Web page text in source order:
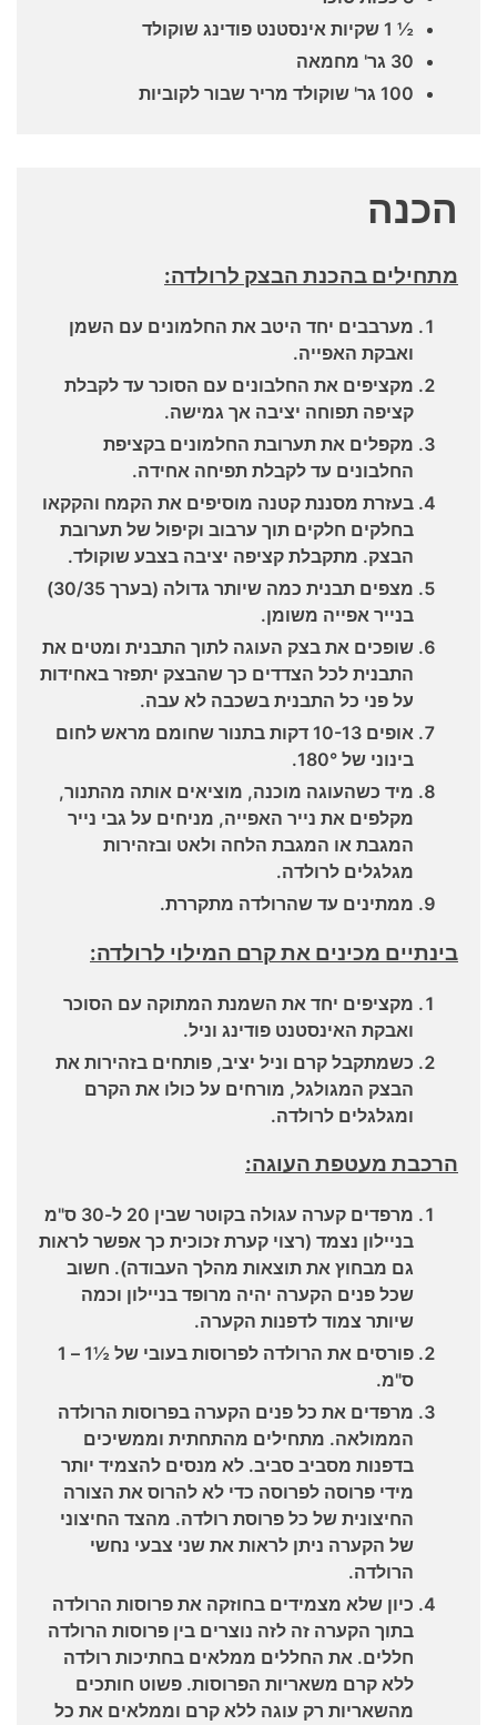
½ 1 שקיות אינסטנט פודינג שוקולד
30 גר' מחמאה
100 גר' שוקולד מריר שבור לקוביות
הכנה
מתחילים בהכנת הבצק לרולדה:
מערבבים יחד היטב את החלמונים עם השמן
ואבקת האפייה.
מקציפים את החלבונים עם הסוכר עד לקבלת
קציפה תפוחה יציבה אך גמישה.
מקפלים את תערובת החלמונים בקציפת
החלבונים עד לקבלת תפיחה אחידה.
בעזרת מסננת קטנה מוסיפים את הקמח והקקאו
בחלקים חלקים תוך ערבוב וקיפול של תערובת
הבצק. מתקבלת קציפה יציבה בצבע שוקולד.
מצפים תבנית כמה שיותר גדולה (בערך 30/35)
בנייר אפייה משומן.
שופכים את בצק העוגה לתוך התבנית ומטים את
התבנית לכל הצדדים כך שהבצק יתפזר באחידות
על פני כל התבנית בשכבה לא עבה.
אופים 10-13 דקות בתנור שחומם מראש לחום
בינוני של 180°.
מיד כשהעוגה מוכנה, מוציאים אותה מהתנור,
מקלפים את נייר האפייה, מניחים על גבי נייר
המגבת או המגבת הלחה ולאט ובזהירות
מגלגלים לרולדה.
ממתינים עד שהרולדה מתקררת.
בינתיים מכינים את קרם המילוי לרולדה:
מקציפים יחד את השמנת המתוקה עם הסוכר
ואבקת האינסטנט פודינג וניל.
כשמתקבל קרם וניל יציב, פותחים בזהירות את
הבצק המגולגל, מורחים על כולו את הקרם
ומגלגלים לרולדה.
הרכבת מעטפת העוגה:
מרפדים קערה עגולה בקוטר שבין 20 ל-30 ס"מ
בניילון נצמד (רצוי קערת זכוכית כך אפשר לראות
גם מבחוץ את תוצאות מהלך העבודה). חשוב
שכל פנים הקערה יהיה מרופד בניילון וכמה
שיותר צמוד לדפנות הקערה.
פורסים את הרולדה לפרוסות בעובי של ½1 – 1
ס"מ.
מרפדים את כל פנים הקערה בפרוסות הרולדה
הממולאה. מתחילים מהתחתית וממשיכים
בדפנות מסביב סביב. לא מנסים להצמיד יותר
מידי פרוסה לפרוסה כדי לא להרוס את הצורה
החיצונית של כל פרוסת רולדה. מהצד החיצוני
של הקערה ניתן לראות את שני צבעי נחשי
הרולדה.
כיון שלא מצמידים בחוזקה את פרוסות הרולדה
בתוך הקערה זה לזה נוצרים בין פרוסות הרולדה
חללים. את החללים ממלאים בחתיכות רולדה
ללא קרם משאריות הפרוסות. פשוט חותכים
מהשאריות רק עוגה ללא קרם וממלאים את כל